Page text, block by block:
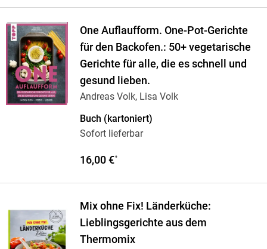
One Auflaufform. One-Pot-Gerichte
für den Backofen.: 50+ vegetarische
Gerichte für alle, die es schnell und
gesund lieben.
Andreas Volk, Lisa Volk
Buch (kartoniert)
Sofort lieferbar
16,00 €*
Mix ohne Fix! Länderküche:
Lieblingsgerichte aus dem
Thermomix